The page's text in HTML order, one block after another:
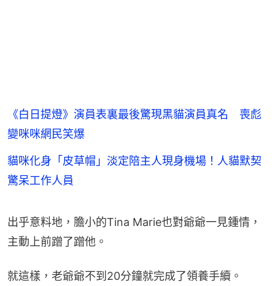
《白日提燈》演員表裏最後驚現黑貓演員真名 喪彪
變咪咪網民笑爆
貓咪化身「皮草帽」淡定陪主人現身機場！人貓默契
驚呆工作人員
出乎意料地，膽小的Tina Marie也對爺爺一見鍾情，
主動上前蹭了蹭他。
就這樣，老爺爺不到20分鐘就完成了領養手續。